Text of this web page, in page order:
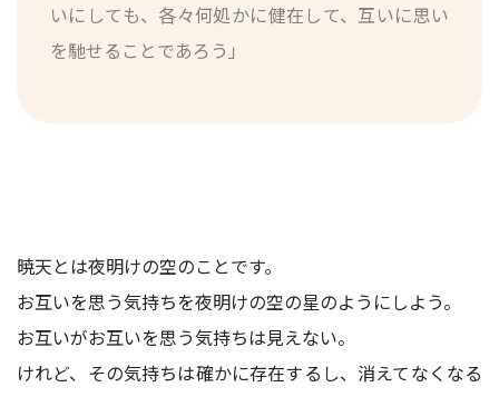
いにしても、各々何処かに健在して、互いに思い
を馳せることであろう」
暁天とは夜明けの空のことです。
お互いを思う気持ちを夜明けの空の星のようにしよう。
お互いがお互いを思う気持ちは見えない。
けれど、その気持ちは確かに存在するし、消えてなくなる